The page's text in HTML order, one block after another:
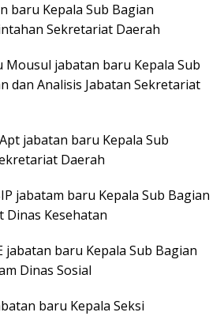
baru Kepala Sub Bagian
Sekretariat Daerah
Mousul jabatan baru Kepala Sub
dan Analisis Jabatan Sekretariat
jabatan baru Kepala Sub
Daerah
jabatam baru Kepala Sub Bagian
Dinas Kesehatan
jabatan baru Kepala Sub Bagian
Dinas Sosial
baru Kepala Seksi